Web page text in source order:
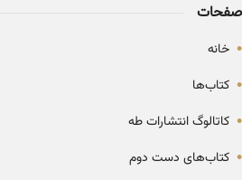
صفحات
• خانه
• کتاب‌ها
• کاتالوگ انتشارات طه
• کتاب‌های دست دوم